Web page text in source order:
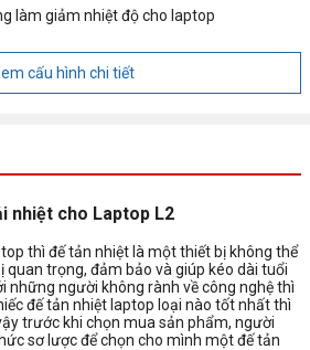
làm giảm nhiệt độ cho laptop
cấu hình chi tiết
nhiệt cho Laptop L2
thì đế tản nhiệt là một thiết bị không thể
quan trọng, đảm bảo và giúp kéo dài tuổi
những người không rành về công nghệ thì
đế tản nhiệt laptop loại nào tốt nhất thì
trước khi chọn mua sản phẩm, người
sơ lược để chọn cho mình một đế tản